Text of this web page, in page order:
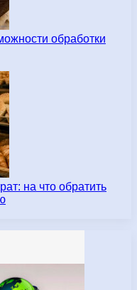
обработки
на что обратить